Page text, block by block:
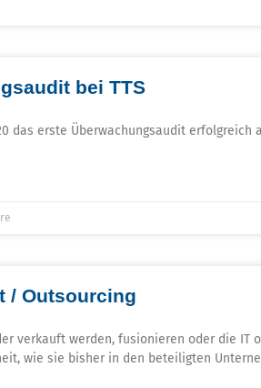
bei TTS
das erste Überwachungsaudit erfolgreich
/ Outsourcing
verkauft werden, fusionieren oder die IT
wie sie bisher in den beteiligten